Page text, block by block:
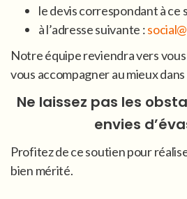
le devis correspondant à ce
à l’adresse suivante :
Notre équipe reviendra vers
vous accompagner au mieux
Ne laissez pas les
envies
Profitez de ce soutien pour
bien mérité.